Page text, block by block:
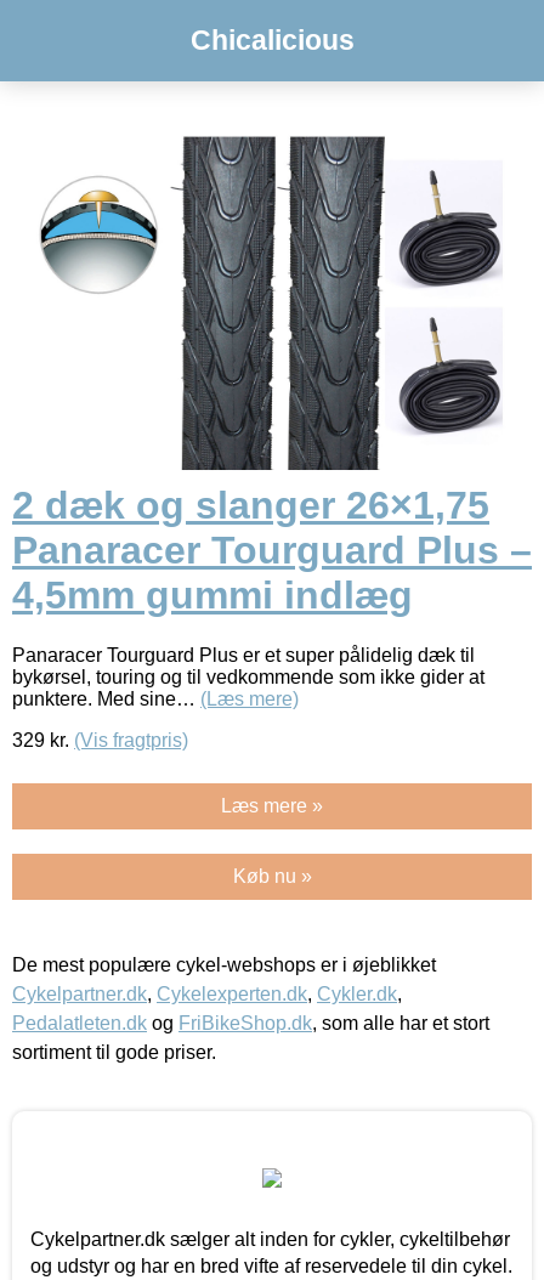
Chicalicious
2 dæk og slanger 26×1,75
Panaracer Tourguard Plus –
4,5mm gummi indlæg
Panaracer Tourguard Plus er et super pålidelig dæk til
bykørsel, touring og til vedkommende som ikke gider at
punktere. Med sine… (Læs mere)
329 kr. (Vis fragtpris)
Læs mere »
Køb nu »
De mest populære cykel-webshops er i øjeblikket
Cykelpartner.dk, Cykelexperten.dk, Cykler.dk,
Pedalatleten.dk og FriBikeShop.dk, som alle har et stort
sortiment til gode priser.
Cykelpartner.dk sælger alt inden for cykler, cykeltilbehør
og udstyr og har en bred vifte af reservedele til din cykel.